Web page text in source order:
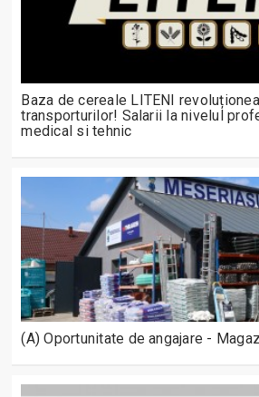
Baza de cereale LITENI
transporturilor! Salarii la nivelul
medical si tehnic
(A) Oportunitate de angajare -